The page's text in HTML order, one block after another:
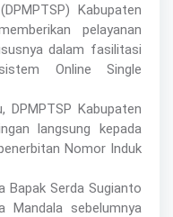
Kabupaten
pelayanan
dalam fasilitasi
Online Single
DPMPTSP Kabupaten
langsung kepada
Nomor Induk
Bapak Serda Sugianto
Mandala sebelumnya